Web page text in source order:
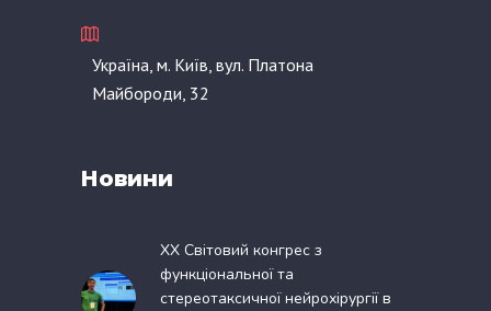
Україна, м. Київ, вул. Платона
Майбороди, 32
Новини
XX Світовий конгрес з
функціональної та
стереотаксичної нейрохірургії в